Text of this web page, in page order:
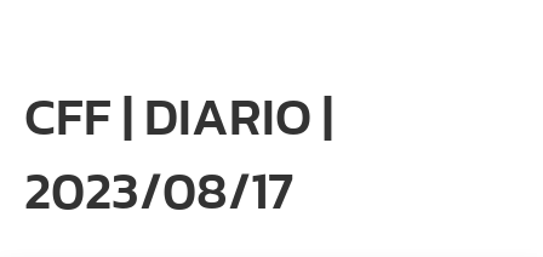
CFF | DIARIO |
2023/08/17